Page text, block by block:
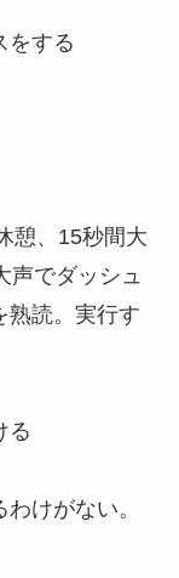
をする
憩、15秒間大
声でダッシュ
熟読。実行す
る
けがない。